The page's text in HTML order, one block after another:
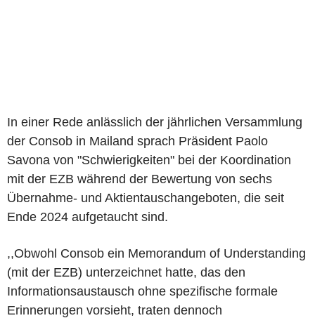
In einer Rede anlässlich der jährlichen Versammlung
der Consob in Mailand sprach Präsident Paolo
Savona von "Schwierigkeiten" bei der Koordination
mit der EZB während der Bewertung von sechs
Übernahme- und Aktientauschangeboten, die seit
Ende 2024 aufgetaucht sind.
,,Obwohl Consob ein Memorandum of Understanding
(mit der EZB) unterzeichnet hatte, das den
Informationsaustausch ohne spezifische formale
Erinnerungen vorsieht, traten dennoch